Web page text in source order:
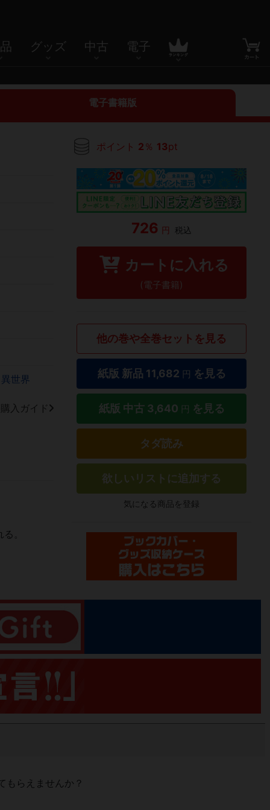
グッズ 中古 電子
電子書籍版
異世界
入ガイド
。
ポイント 2 ％ 13pt
726 円 税込
カートに入れる
(電子書籍)
他の巻や全巻セットを見る
紙版 新品 11,682 円 を見る
紙版 中古 3,640 円 を見る
タダ読み
欲しいリストに追加する
気になる商品を登録
もらえませんか？